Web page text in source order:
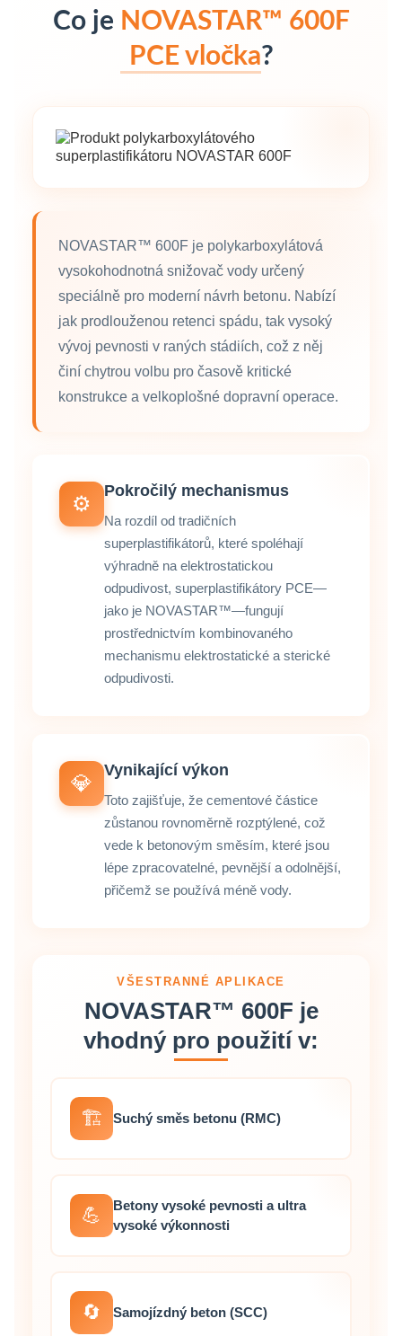
Co je NOVASTAR™ 600F
PCE vločka?
NOVASTAR™ 600F je polykarboxylátová
vysokohodnotná snižovač vody určený
speciálně pro moderní návrh betonu. Nabízí
jak prodlouženou retenci spádu, tak vysoký
vývoj pevnosti v raných stádiích, což z něj
činí chytrou volbu pro časově kritické
konstrukce a velkoplošné dopravní operace.
⚙️
Pokročilý mechanismus
Na rozdíl od tradičních
superplastifikátorů, které spoléhají
výhradně na elektrostatickou
odpudivost, superplastifikátory PCE—
jako je NOVASTAR™—fungují
prostřednictvím kombinovaného
mechanismu elektrostatické a sterické
odpudivosti.
💎
Vynikající výkon
Toto zajišťuje, že cementové částice
zůstanou rovnoměrně rozptýlené, což
vede k betonovým směsím, které jsou
lépe zpracovatelné, pevnější a odolnější,
přičemž se používá méně vody.
VŠESTRANNÉ APLIKACE
NOVASTAR™ 600F je
vhodný pro použití v:
🏗️ Suchý směs betonu (RMC)
💪
Betony vysoké pevnosti a ultra
vysoké výkonnosti
🔄 Samojízdný beton (SCC)